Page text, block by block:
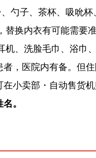
勺子、茶杯、吸吮杯
替换内衣有可能需要
机、洗脸毛巾、浴巾
，医院内有备。但
小卖部・自动售货机
。